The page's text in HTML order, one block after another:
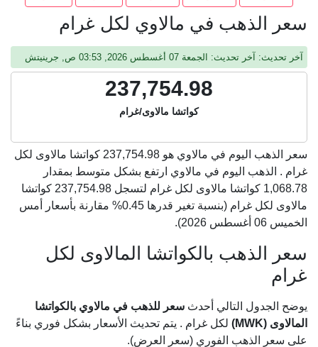
سعر الذهب في مالاوي لكل غرام
آخر تحديث: آخر تحديث: الجمعة 07 أغسطس 2026, 03:53 ص, جرينيتش
237,754.98
كواتشا مالاوى/غرام
سعر الذهب اليوم في مالاوي هو 237,754.98 كواتشا مالاوى لكل
غرام . الذهب اليوم في مالاوي ارتفع بشكل متوسط بمقدار
1,068.78 كواتشا مالاوى لكل غرام لتسجل 237,754.98 كواتشا
مالاوى لكل غرام (بنسبة تغير قدرها 0.45% مقارنة بأسعار أمس
الخميس 06 أغسطس 2026).
سعر الذهب بالكواتشا المالاوى لكل
غرام
يوضح الجدول التالي أحدث سعر للذهب في مالاوي بالكواتشا
المالاوى (MWK)
لكل غرام . يتم تحديث الأسعار بشكل فوري بناءً
على سعر الذهب الفوري (سعر العرض).